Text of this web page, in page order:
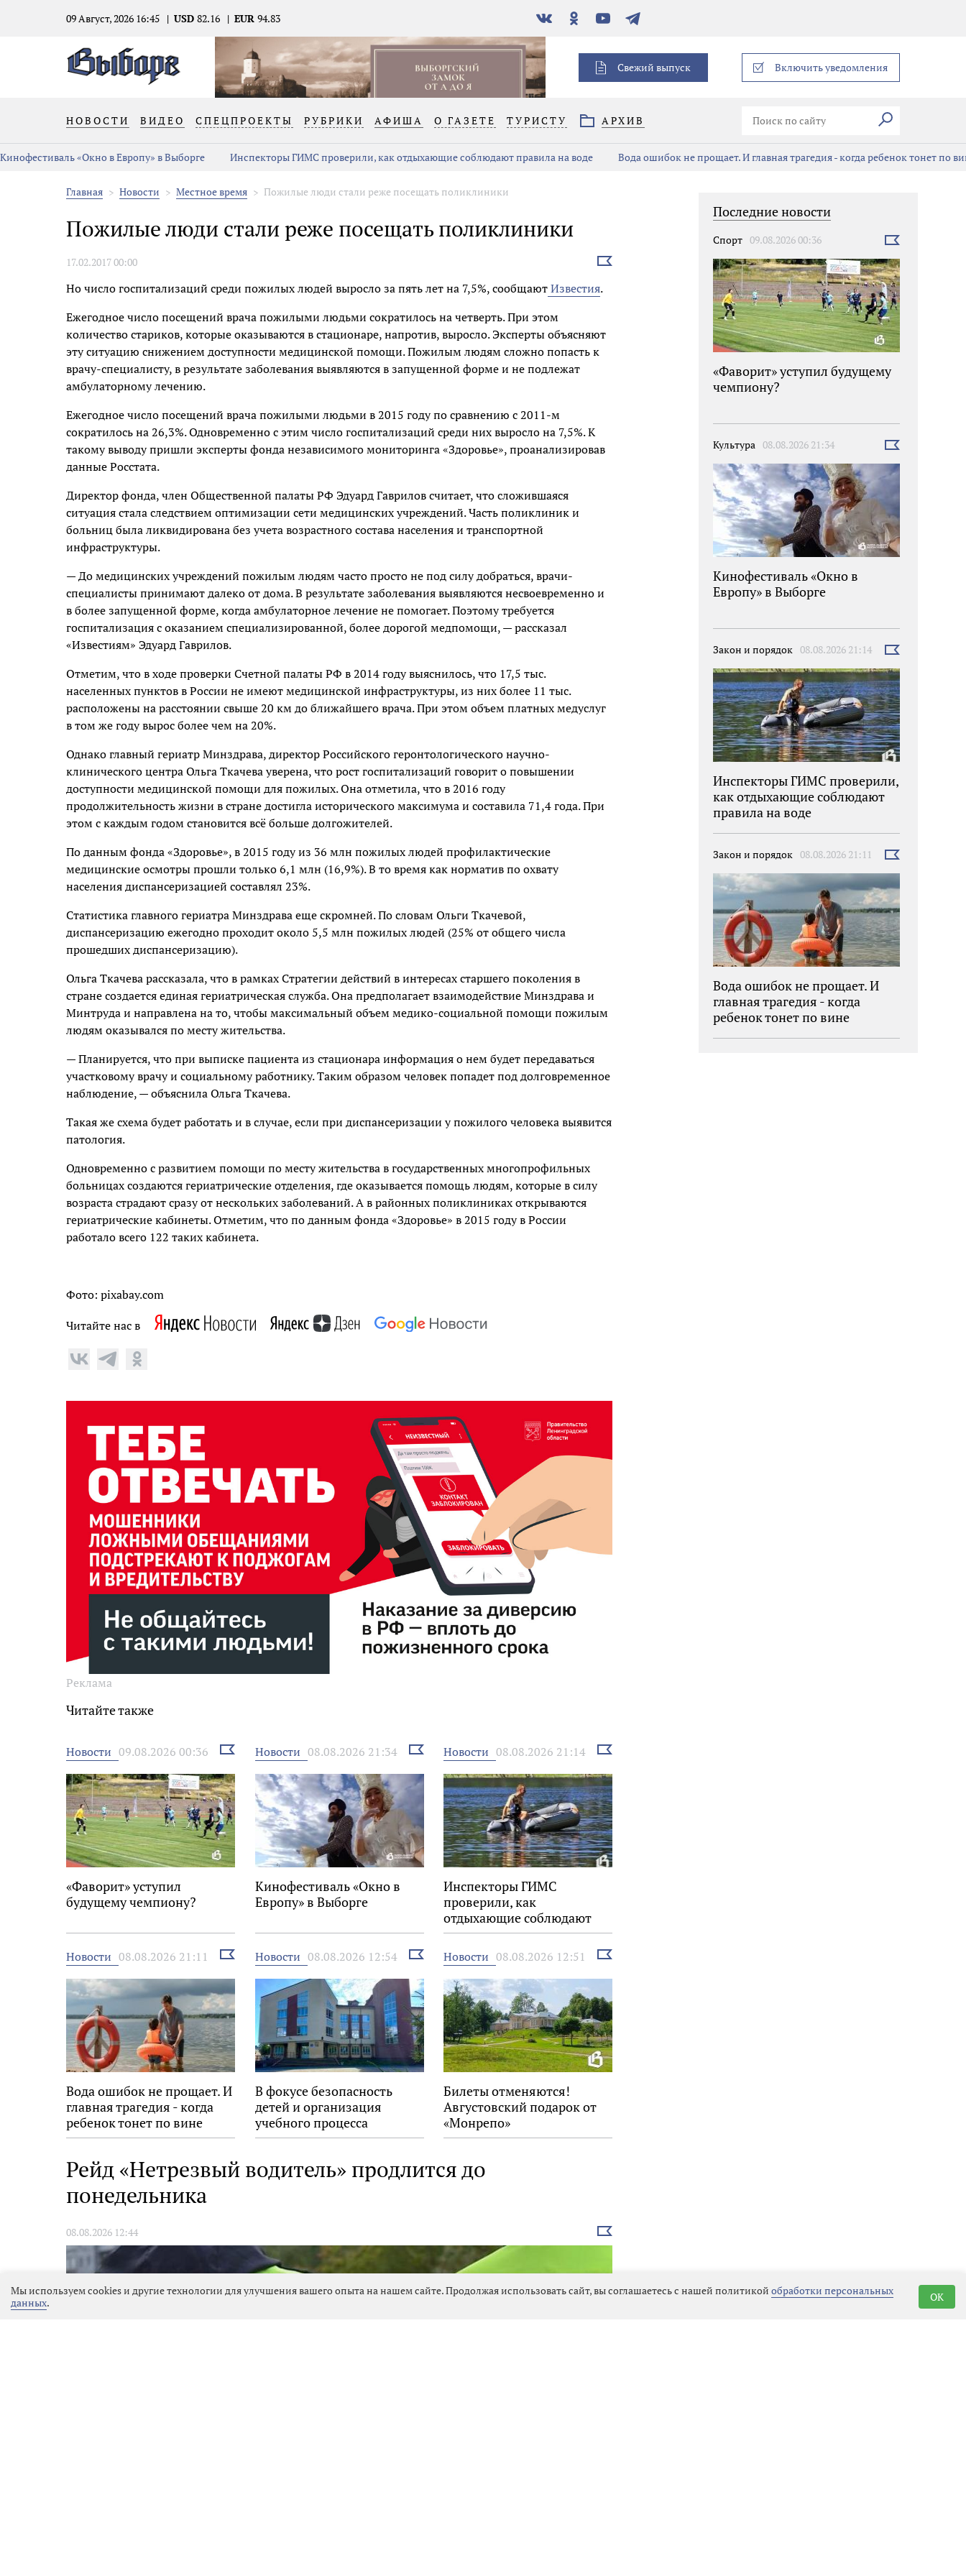
09 Август, 2026 16:45 USD 82.16 EUR 94.83
В
контакте
Одноклассники
YouTubeТелеграм
Свежий выпуск Включить уведомления
НОВОСТИ ВИДЕО СПЕЦПРОЕКТЫ РУБРИКИ АФИША О ГАЗЕТЕ ТУРИСТУ АРХИВ Искать
Кинофестиваль «Окно в Европу» в Выборге Инспекторы ГИМС проверили, как отдыхающие соблюдают правила на воде Вода ошибок не прощает. И главная трагедия - когда ребенок тонет по
Главная Новости Местное время Пожилые люди стали реже посещать поликлиники
Пожилые люди стали реже посещать поликлиники
17.02.2017 00:00
Выбрать
Но число госпитализаций среди пожилых людей выросло за пять лет на 7,5%, сообщаютИзвестия.
Ежегодное число посещений врача пожилыми людьми сократилось на четверть. При этом
количество стариков, которые оказываются в стационаре, напротив, выросло. Эксперты объясняют
эту ситуацию снижением доступности медицинской помощи. Пожилым людям сложно попасть к
врачу-специалисту, в результате заболевания выявляются в запущенной форме и не подлежат
амбулаторному лечению.
Ежегодное число посещений врача пожилыми людьми в 2015 году по сравнению с 2011-м
сократилось на 26,3%. Одновременно с этим число госпитализаций среди них выросло на 7,5%. К
такому выводу пришли эксперты фонда независимого мониторинга «Здоровье», проанализировав
данные Росстата.
Директор фонда, член Общественной палаты РФ Эдуард Гаврилов считает, что сложившаяся
ситуация стала следствием оптимизации сети медицинских учреждений. Часть поликлиник и
больниц была ликвидирована без учета возрастного состава населения и транспортной
инфраструктуры.
— До медицинских учреждений пожилым людям часто просто не под силу добраться, врачи-
специалисты принимают далеко от дома. В результате заболевания выявляются несвоевременно и
в более запущенной форме, когда амбулаторное лечение не помогает. Поэтому требуется
госпитализация с оказанием специализированной, более дорогой медпомощи, — рассказал
«Известиям» Эдуард Гаврилов.
Отметим, что в ходе проверки Счетной палаты РФ в 2014 году выяснилось, что 17,5 тыс.
населенных пунктов в России не имеют медицинской инфраструктуры, из них более 11 тыс.
расположены на расстоянии свыше 20 км до ближайшего врача. При этом объем платных медуслуг
в том же году вырос более чем на 20%.
Однако главный гериатр Минздрава, директор Российского геронтологического научно-
клинического центра Ольга Ткачева уверена, что рост госпитализаций говорит о повышении
доступности медицинской помощи для пожилых. Она отметила, что в 2016 году
продолжительность жизни в стране достигла исторического максимума и составила 71,4 года. При
этом с каждым годом становится всё больше долгожителей.
По данным фонда «Здоровье», в 2015 году из 36 млн пожилых людей профилактические
медицинские осмотры прошли только 6,1 млн (16,9%). В то время как норматив по охвату
населения диспансеризацией составлял 23%.
Статистика главного гериатра Минздрава еще скромней. По словам Ольги Ткачевой,
диспансеризацию ежегодно проходит около 5,5 млн пожилых людей (25% от общего числа
прошедших диспансеризацию).
Ольга Ткачева рассказала, что в рамках Стратегии действий в интересах старшего поколения в
стране создается единая гериатрическая служба. Она предполагает взаимодействие Минздрава и
Минтруда и направлена на то, чтобы максимальный объем медико-социальной помощи пожилым
людям оказывался по месту жительства.
— Планируется, что при выписке пациента из стационара информация о нем будет передаваться
участковому врачу и социальному работнику. Таким образом человек попадет под долговременное
наблюдение, — объяснила Ольга Ткачева.
Такая же схема будет работать и в случае, если при диспансеризации у пожилого человека выявится
патология.
Одновременно с развитием помощи по месту жительства в государственных многопрофильных
больницах создаются гериатрические отделения, где оказывается помощь людям, которые в силу
возраста страдают сразу от нескольких заболеваний. А в районных поликлиниках открываются
гериатрические кабинеты. Отметим, что по данным фонда «Здоровье» в 2015 году в России
работало всего 122 таких кабинета.
Фото: pixabay.com
Читайте нас в
Реклама
Читайте также
Новости 09.08.2026 00:36
Выбрать
новость
«Фаворит» уступил
будущему чемпиону?
Новости 08.08.2026 21:34
Выбрать
новость
Кинофестиваль «Окно в
Европу» в Выборге
Новости 08.08.2026 21:14
Выбрать
Инспекторы ГИМС
проверили, как
отдыхающие соблюдают
правила на воде
Новости 08.08.2026 21:11
Выбрать
новость
Вода ошибок не прощает. И
главная трагедия - когда
ребенок тонет по вине
взрослых
Новости 08.08.2026 12:54
Выбрать
новость
В фокусе безопасность
детей и организация
учебного процесса
Новости 08.08.2026 12:51
Выбрать
Билеты отменяются!
Августовский подарок от
«Монрепо»
Рейд «Нетрезвый водитель» продлится до
понедельника
08.08.2026 12:44
Выбрать
новость
Последние новости
Спорт 09.08.2026 00:36
Выбрать
«Фаворит» уступил будущему
чемпиону?
Культура 08.08.2026 21:34
Выбрать
Кинофестиваль «Окно в
Европу» в Выборге
Закон и порядок 08.08.2026 21:14
Выбрать
Инспекторы ГИМС проверили,
как отдыхающие соблюдают
правила на воде
Закон и порядок 08.08.2026 21:11
Выбрать
Вода ошибок не прощает. И
главная трагедия - когда
ребенок тонет по вине
Мы используем cookies и другие технологии для улучшения вашего опыта на нашем сайте. Продолжая использовать сайт, вы соглашаетесь с нашей политикой обработки персональных
данных. OK